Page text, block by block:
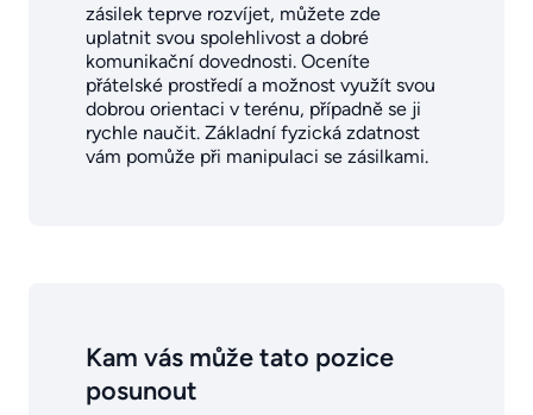
zásilek teprve rozvíjet, můžete zde
uplatnit svou spolehlivost a dobré
komunikační dovednosti. Oceníte
přátelské prostředí a možnost využít svou
dobrou orientaci v terénu, případně se ji
rychle naučit. Základní fyzická zdatnost
vám pomůže při manipulaci se zásilkami.
Kam vás může tato pozice
posunout